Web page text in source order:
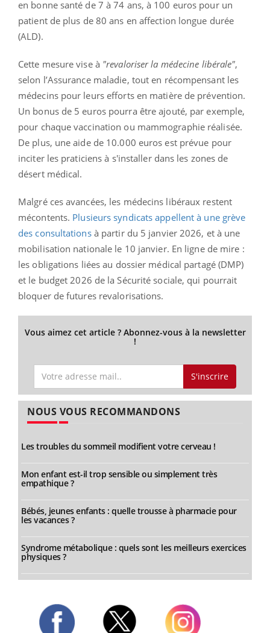
en bonne santé de 7 à 74 ans, à 100 euros pour un
patient de plus de 80 ans en affection longue durée
(ALD).
Cette mesure vise à "revaloriser la médecine libérale",
selon l’Assurance maladie, tout en récompensant les
médecins pour leurs efforts en matière de prévention.
Un bonus de 5 euros pourra être ajouté, par exemple,
pour chaque vaccination ou mammographie réalisée.
De plus, une aide de 10.000 euros est prévue pour
inciter les praticiens à s'installer dans les zones de
désert médical.
Malgré ces avancées, les médecins libéraux restent
mécontents. Plusieurs syndicats appellent à une grève
des consultationsà partir du 5 janvier 2026, et à une
mobilisation nationale le 10 janvier. En ligne de mire :
les obligations liées au dossier médical partagé (DMP)
et le budget 2026 de la Sécurité sociale, qui pourrait
bloquer de futures revalorisations.
Vous aimez cet article ? Abonnez-vous à la newsletter
!
S'inscrire
NOUS VOUS RECOMMANDONS
Les troubles du sommeil modifient votre cerveau !
Mon enfant est-il trop sensible ou simplement très
empathique ?
Bébés, jeunes enfants : quelle trousse à pharmacie pour
les vacances ?
Syndrome métabolique : quels sont les meilleurs exercices
physiques ?